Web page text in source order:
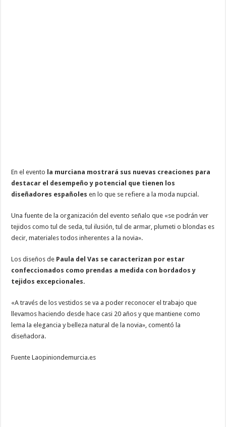
En el evento la murciana mostrará sus nuevas creaciones para
destacar el desempeño y potencial que tienen los
diseñadores españoles en lo que se refiere a la moda nupcial.
Una fuente de la organización del evento señalo que «se podrán ver
tejidos como tul de seda, tul ilusión, tul de armar, plumeti o blondas es
decir, materiales todos inherentes a la novia».
Los diseños de Paula del Vas se caracterizan por estar
confeccionados como prendas a medida con bordados y
tejidos excepcionales.
«A través de los vestidos se va a poder reconocer el trabajo que
llevamos haciendo desde hace casi 20 años y que mantiene como
lema la elegancia y belleza natural de la novia», comentó la
diseñadora.
Fuente Laopiniondemurcia.es